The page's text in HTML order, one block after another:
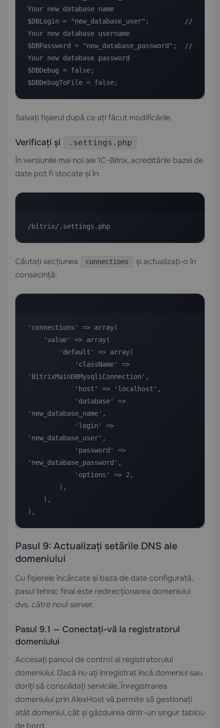
Your new database name
$DBLogin = "new_database_user";         //
Your new database username
$DBPassword = "new_database_password";  //
Your new database password
$DBDebug = false;
$DBDebugToFile = false;
Salvați fișierul după ce ați făcut modificările.
Verificați și .settings.php
În versiunile mai noi ale 1C-Bitrix, acreditările bazei de
date pot fi stocate și în:
/bitrix/.settings.php
Căutați secțiunea connections
și actualizați-o în
consecință:
'connections' => array(
'BitrixMainDBMysqliConnection',
'new_database_name',
'new_database_user',
'new_database_password',
),
Pasul 9: Actualizați setările DNS ale
domeniului
Cu fișierele încărcate și baza de date configurată,
pasul tehnic final este redirecționarea domeniului
dvs. către noul server.
Pasul 9.1 — Conectați-vă la registratorul
domeniului
Accesați panoul de control al registratorului
domeniului. Dacă nu ați înregistrat încă domeniul sau
doriți să consolidați serviciile, Înregistrarea
domeniului prin AlexHost vă permite să gestionați
atât domeniul, cât și găzduirea dintr-un singur tablou
de bord.